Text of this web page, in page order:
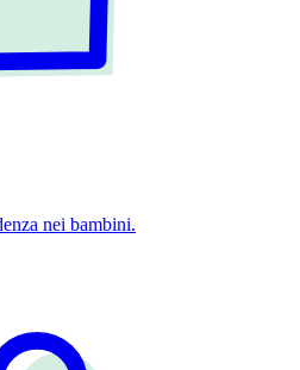
nei bambini.